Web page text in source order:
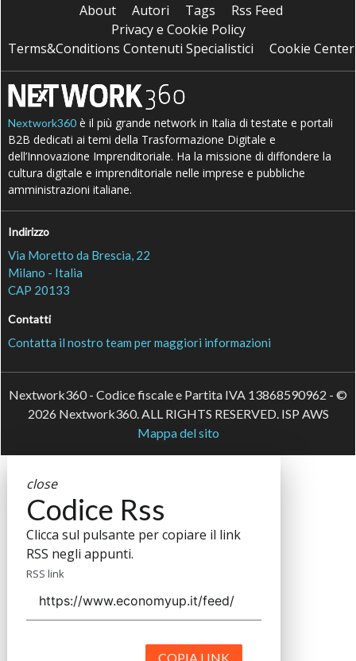
About Autori Tags
Rss Feed
Privacy e Cookie Policy
Terms&Conditions Contenuti Specialistici
Cookie Center
Nextwork360 è il più grande network in Italia di testate e portali
B2B dedicati ai temi della Trasformazione Digitale e
dell’Innovazione Imprenditoriale. Ha la missione di diffondere la
cultura digitale e imprenditoriale nelle imprese e pubbliche
amministrazioni italiane.
Indirizzo
Via Moretto da Brescia, 22
Milano - Italia
CAP 20133
Contatti
Contatta il nostro team per maggiori informazioni
Nextwork360 - Codice fiscale e Partita IVA 13868590962 - ©
2026 Nextwork360. ALL RIGHTS RESERVED. ISP AWS
Mappa del sito
close
Codice Rss
Clicca sul pulsante per copiare il link
RSS negli appunti.
RSS link
COPIA LINK